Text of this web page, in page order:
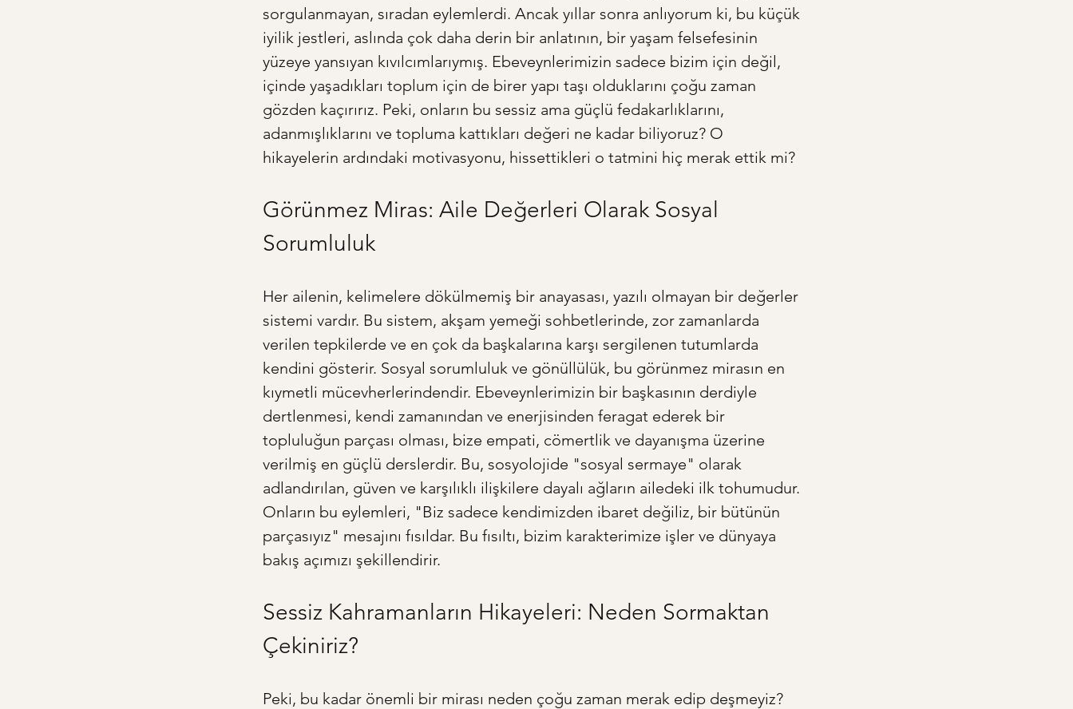
sorgulanmayan, sıradan eylemlerdi. Ancak yıllar sonra anlıyorum ki, bu küçük
iyilik jestleri, aslında çok daha derin bir anlatının, bir yaşam felsefesinin
yüzeye yansıyan kıvılcımlarıymış. Ebeveynlerimizin sadece bizim için değil,
içinde yaşadıkları toplum için de birer yapı taşı olduklarını çoğu zaman
gözden kaçırırız. Peki, onların bu sessiz ama güçlü fedakarlıklarını,
adanmışlıklarını ve topluma kattıkları değeri ne kadar biliyoruz? O
hikayelerin ardındaki motivasyonu, hissettikleri o tatmini hiç merak ettik mi?
Görünmez Miras: Aile Değerleri Olarak Sosyal
Sorumluluk
Her ailenin, kelimelere dökülmemiş bir anayasası, yazılı olmayan bir değerler
sistemi vardır. Bu sistem, akşam yemeği sohbetlerinde, zor zamanlarda
verilen tepkilerde ve en çok da başkalarına karşı sergilenen tutumlarda
kendini gösterir. Sosyal sorumluluk ve gönüllülük, bu görünmez mirasın en
kıymetli mücevherlerindendir. Ebeveynlerimizin bir başkasının derdiyle
dertlenmesi, kendi zamanından ve enerjisinden feragat ederek bir
topluluğun parçası olması, bize empati, cömertlik ve dayanışma üzerine
verilmiş en güçlü derslerdir. Bu, sosyolojide "sosyal sermaye" olarak
adlandırılan, güven ve karşılıklı ilişkilere dayalı ağların ailedeki ilk tohumudur.
Onların bu eylemleri, "Biz sadece kendimizden ibaret değiliz, bir bütünün
parçasıyız" mesajını fısıldar. Bu fısıltı, bizim karakterimize işler ve dünyaya
bakış açımızı şekillendirir.
Sessiz Kahramanların Hikayeleri: Neden Sormaktan
Çekiniriz?
Peki, bu kadar önemli bir mirası neden çoğu zaman merak edip deşmeyiz?